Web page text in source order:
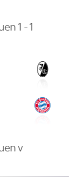
1 - 1
v